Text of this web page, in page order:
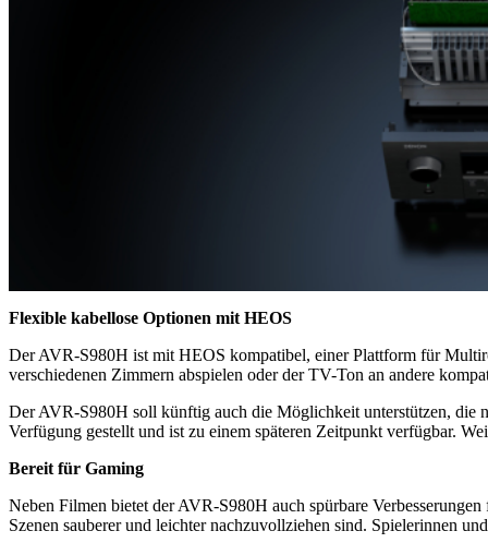
Flexible kabellose Optionen mit HEOS
Der AVR-S980H ist mit HEOS kompatibel, einer Plattform für
verschiedenen Zimmern abspielen oder der TV-Ton an andere
Der AVR-S980H soll künftig auch die Möglichkeit unterstützen, die
Verfügung gestellt und ist zu einem späteren Zeitpunkt verfügbar.
Bereit für Gaming
Neben Filmen bietet der AVR-S980H auch spürbare
Szenen sauberer und leichter nachzuvollziehen sind. Spielerinnen